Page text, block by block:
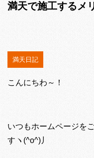
満天で施工するメ
満天日記
こんにちわ～！
いつもホームページを
すヽ(^o^)丿